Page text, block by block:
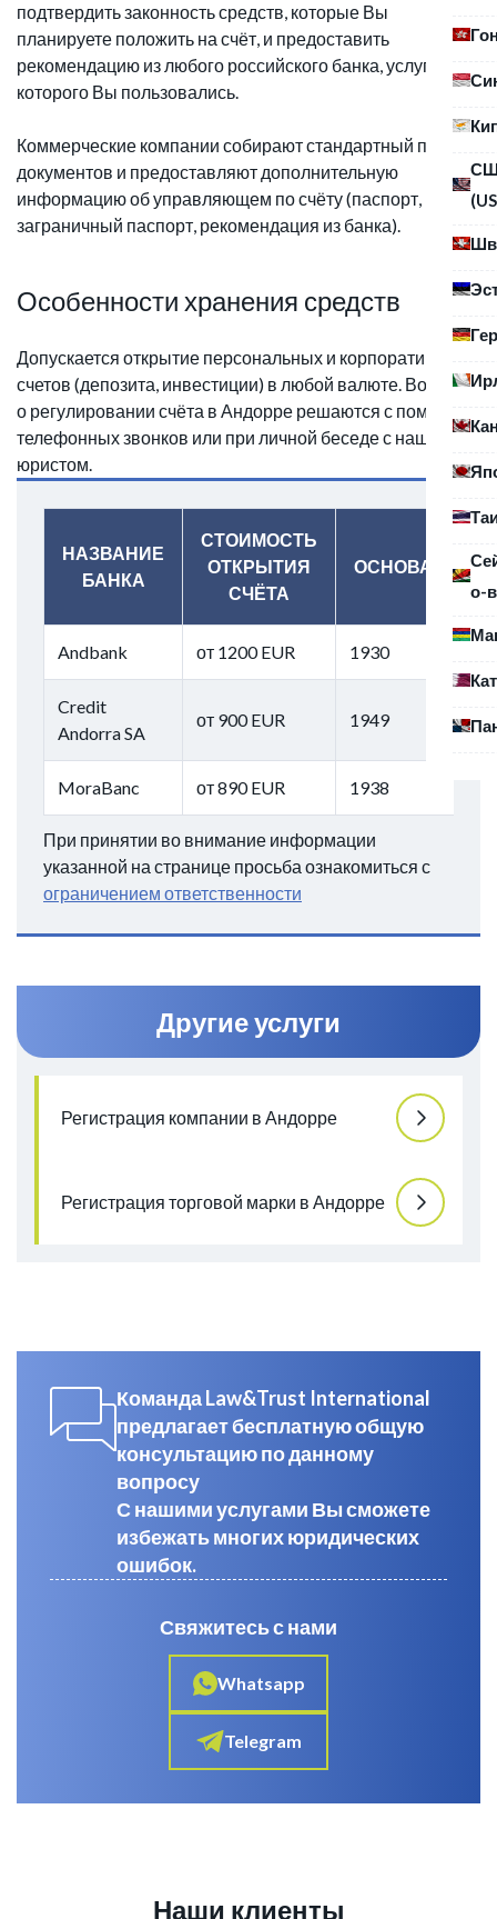
о-
подтвердить законность средств, которые Вы
планируете положить на счёт, и предоставить
рекомендацию из любого российского банка, услугами
которого Вы пользовались.
Коммерческие компании собирают стандартный пакет
документов и предоставляют дополнительную
информацию об управляющем по счёту (паспорт,
заграничный паспорт, рекомендация из банка).
Особенности хранения средств
Допускается открытие персональных и корпоративных
счетов (депозита, инвестиции) в любой валюте. Вопросы
о регулировании счёта в Андорре решаются с помощью
телефонных звонков или при личной беседе с нашим
юристом.
НАЗВАНИЕ
БАНКА
СТОИМОСТЬ
ОТКРЫТИЯ
СЧЁТА
ОСНОВАН
Andbank от 1200 EUR 1930
Credit
Andorra SA
от 900 EUR 1949
MoraBanc от 890 EUR 1938
При принятии во внимание информации
указанной на странице просьба ознакомиться с
ограничением ответственности
Другие услуги
Регистрация компании в Андорре
Регистрация торговой марки в Андорре
Команда Law&Trust International
предлагает бесплатную общую
консультацию по данному
вопросу
С нашими услугами Вы сможете
избежать многих юридических
ошибок.
Свяжитесь с нами
Whatsapp
Telegram
Наши клиенты